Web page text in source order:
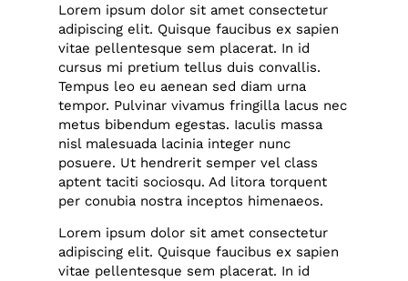
Lorem ipsum dolor sit amet consectetur
adipiscing elit. Quisque faucibus ex sapien
vitae pellentesque sem placerat. In id
cursus mi pretium tellus duis convallis.
Tempus leo eu aenean sed diam urna
tempor. Pulvinar vivamus fringilla lacus nec
metus bibendum egestas. Iaculis massa
nisl malesuada lacinia integer nunc
posuere. Ut hendrerit semper vel class
aptent taciti sociosqu. Ad litora torquent
per conubia nostra inceptos himenaeos.
Lorem ipsum dolor sit amet consectetur
adipiscing elit. Quisque faucibus ex sapien
vitae pellentesque sem placerat. In id